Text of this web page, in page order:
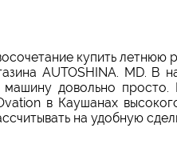
купить летнюю
AUTOSHINA. MD. В
довольно просто.
в Каушанах
на удобную